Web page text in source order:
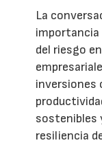
La
importancia
del riesgo
inversiones
sostenibles
resiliencia